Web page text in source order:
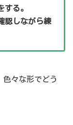
する。
認しながら練
色々な形でどう